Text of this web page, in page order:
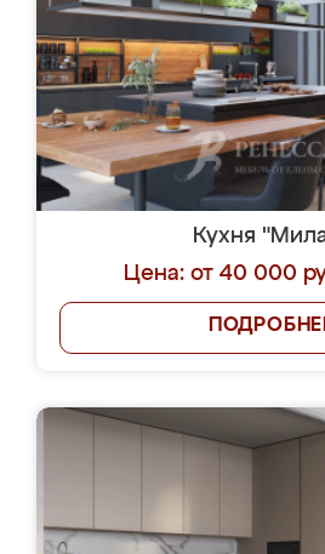
Кухня
Цена: от 40 000